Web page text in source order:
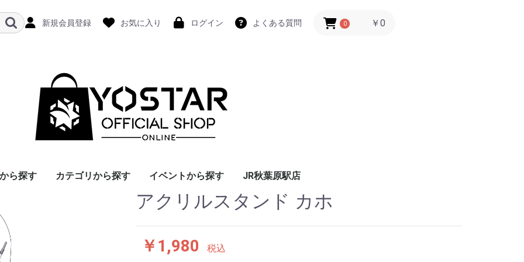
新規会員登録 お気に入り ログイン よくある質問 0 ￥0
ら探す カテゴリから探す イベントから探す JR秋葉原駅店
アクリルスタンド カホ
￥1,980 税込